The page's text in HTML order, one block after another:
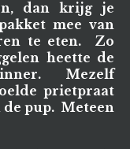
dan krijg je
mee van
te eten. Zo
heette de
Mezelf
prietpraat
de pup. Meteen